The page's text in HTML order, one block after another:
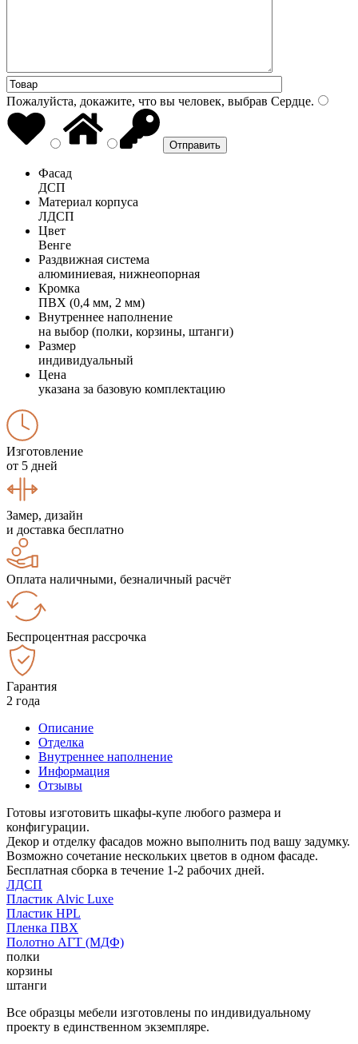
Пожалуйста, докажите, что вы человек, выбрав Сердце.
Фасад
ДСП
Материал корпуса
ЛДСП
Цвет
Венге
Раздвижная система
алюминиевая, нижнеопорная
Кромка
ПВХ (0,4 мм, 2 мм)
Внутреннее наполнение
на выбор (полки, корзины, штанги)
Размер
индивидуальный
Цена
указана за базовую комплектацию
Изготовление
от 5 дней
Замер, дизайн
и доставка бесплатно
Оплата наличными, безналичный расчёт
Беспроцентная рассрочка
Гарантия
2 года
Описание
Отделка
Внутреннее наполнение
Информация
Отзывы
Готовы изготовить шкафы-купе любого размера и
конфигурации.
Декор и отделку фасадов можно выполнить под вашу задумку.
Возможно сочетание нескольких цветов в одном фасаде.
Бесплатная сборка в течение 1-2 рабочих дней.
ЛДСП
Пластик Alvic Luxe
Пластик HPL
Пленка ПВХ
Полотно АГТ (МДФ)
полки
корзины
штанги
Все образцы мебели изготовлены по индивидуальному
проекту в единственном экземпляре.